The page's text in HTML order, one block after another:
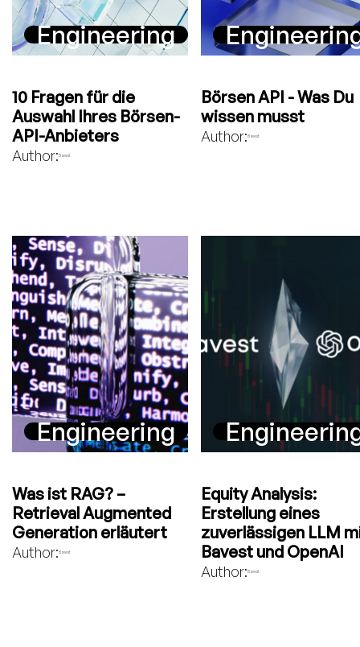
Engineering
10 Fragen für die
Auswahl Ihres Börsen-
API-Anbieters
Author:Bavest
Börsen API - Was Du
wissen musst
Author:Bavest
Engineering
Was ist RAG? –
Retrieval Augmented
Generation erläutert
Author:Bavest
Equity Analysis:
Erstellung eines
zuverlässigen LLM
Bavest und OpenAI
Author:Bavest